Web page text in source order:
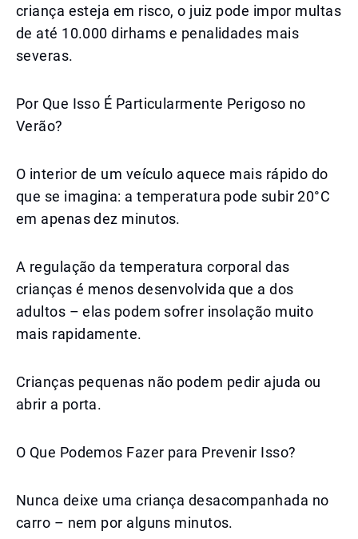
criança esteja em risco, o juiz pode impor multas
de até 10.000 dirhams e penalidades mais
severas.
Por Que Isso É Particularmente Perigoso no
Verão?
O interior de um veículo aquece mais rápido do
que se imagina: a temperatura pode subir 20°C
em apenas dez minutos.
A regulação da temperatura corporal das
crianças é menos desenvolvida que a dos
adultos – elas podem sofrer insolação muito
mais rapidamente.
Crianças pequenas não podem pedir ajuda ou
abrir a porta.
O Que Podemos Fazer para Prevenir Isso?
Nunca deixe uma criança desacompanhada no
carro – nem por alguns minutos.